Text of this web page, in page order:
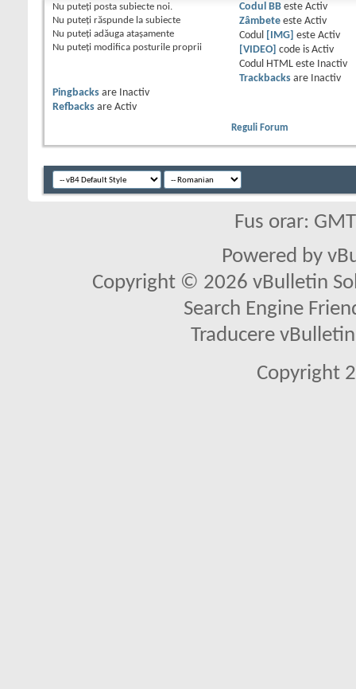
Nu puteţi posta subiecte noi.
Nu puteţi răspunde la subiecte
Nu puteţi adăuga ataşamente
Nu puteţi modifica posturile proprii
Codul BBeste Activ
Zâmbeteeste Activ
Codul
[IMG] este Activ
[VIDEO] code is Activ
Codul HTML este
Inactiv
Trackbacksare
Inactiv
Pingbacks are
Inactiv
Refbacks are Activ
Reguli Forum
Fus orar:
Powered by
Copyright © 2026 vBulletin
Search Engine
Traducere
Copyright